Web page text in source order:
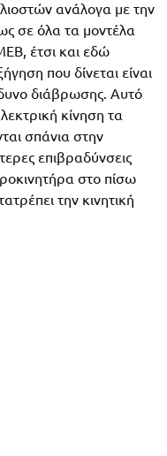
ανάλογα με την
σε όλα τα μοντέλα
έτσι και εδώ
που δίνεται είναι
διάβρωσης. Αυτό
κίνηση τα
σπάνια στην
επιβραδύνσεις
στο πίσω
την κινητική